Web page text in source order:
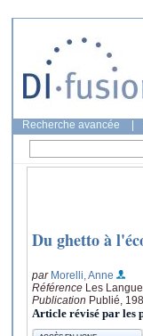
Recherche avancée
Du ghetto à
par Morelli, Anne
Référence Les
Publication Publié,
Article révisé par les